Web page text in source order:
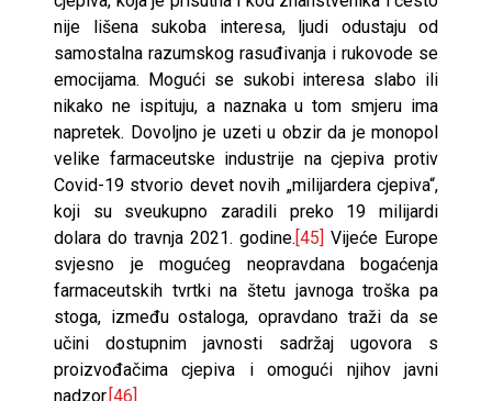
nije lišena sukoba interesa, ljudi odustaju od
samostalna razumskog rasuđivanja i rukovode se
emocijama. Mogući se sukobi interesa slabo ili
nikako ne ispituju, a naznaka u tom smjeru ima
napretek. Dovoljno je uzeti u obzir da je monopol
velike farmaceutske industrije na cjepiva protiv
Covid-19 stvorio devet novih „milijardera cjepiva“,
koji su sveukupno zaradili preko 19 milijardi
dolara do travnja 2021. godine.[45] Vijeće Europe
svjesno je mogućeg neopravdana bogaćenja
farmaceutskih tvrtki na štetu javnoga troška pa
stoga, između ostaloga, opravdano traži da se
učini dostupnim javnosti sadržaj ugovora s
proizvođačima cjepiva i omogući njihov javni
nadzor.[46]